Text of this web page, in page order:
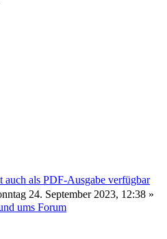
als PDF-Ausgabe verfügbar
24. September 2023, 12:38 »
ums Forum